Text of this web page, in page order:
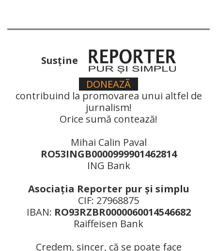
Susţine
DONEAZÃ
contribuind la promovarea unui altfel de
jurnalism!
Orice sumă contează!
Mihai Calin Paval
RO53INGB0000999901462814
ING Bank
Asociaţia Reporter pur şi simplu
CIF: 27968875
IBAN: RO93RZBR0000060014546682
Raiffeisen Bank
Credem, sincer, că se poate face